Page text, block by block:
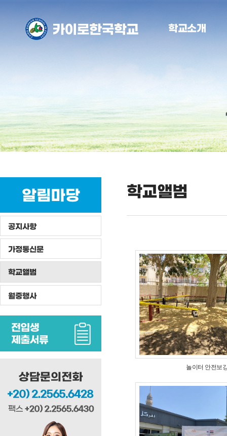
학교소개
알림마당
공지사항
가정통신문
학교앨범
월중행사
학교앨범
놀이터 안전보